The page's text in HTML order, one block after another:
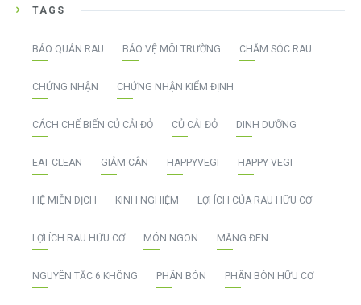
TAGS
BẢO QUẢN RAU BẢO VỆ MÔI TRƯỜNG CHĂM SÓC RAU
CHỨNG NHẬN CHỨNG NHẬN KIỂM ĐỊNH
CÁCH CHẾ BIẾN CỦ CẢI ĐỎ CỦ CẢI ĐỎ DINH DƯỠNG
EAT CLEAN GIẢM CÂN HAPPYVEGI HAPPY VEGI
HỆ MIỄN DỊCH KINH NGHIỆM LỢI ÍCH CỦA RAU HỮU CƠ
LỢI ÍCH RAU HỮU CƠ MÓN NGON MĂNG ĐEN
NGUYÊN TẮC 6 KHÔNG PHÂN BÓN PHÂN BÓN HỮU CƠ